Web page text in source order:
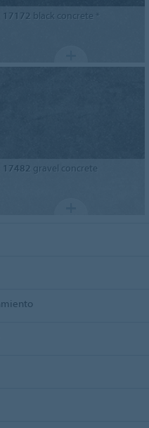
17172 black concrete *
17482 gravel concrete